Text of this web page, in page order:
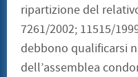
ripartizione del
7261/2002; 11515/
debbono qualificarsi
dell’assemblea